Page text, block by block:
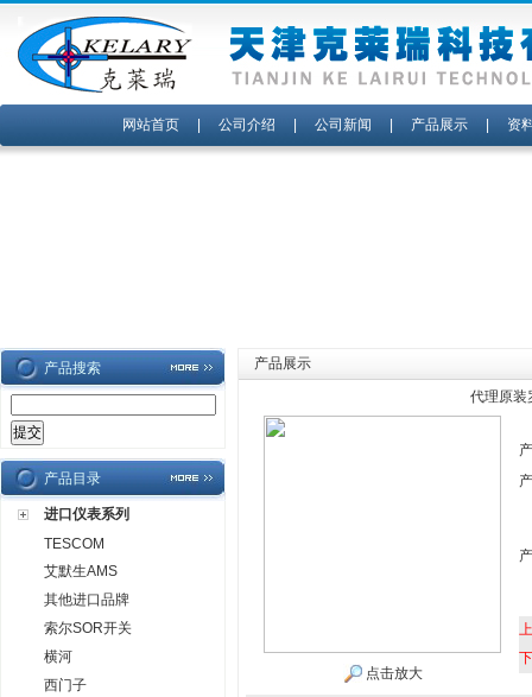
网站首页| 公司介绍 公司新闻 产品展示| 资
产品搜索
产品目录
进口仪表系列
TESCOM
艾默生AMS
其他进口品牌
索尔SOR开关
横河
西门子
产品展示
代理原装
点击放大